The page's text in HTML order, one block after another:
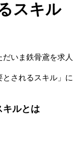
スキル
いま鉄骨鳶を求人
されるスキル」に
キルとは